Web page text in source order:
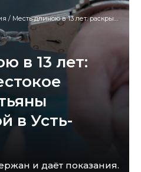
/ Месть длиною в 13 лет: раскрыто жестокое убийство Татьяны Магомедовой в Усть-Лабинске
в 13 лет:
в Усть-
и даёт показания.